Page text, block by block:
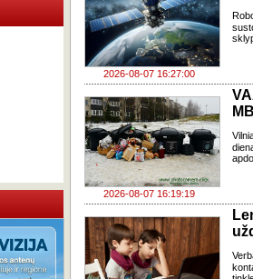
2026-08-07 16:27:00
2026-08-07 16:19:19